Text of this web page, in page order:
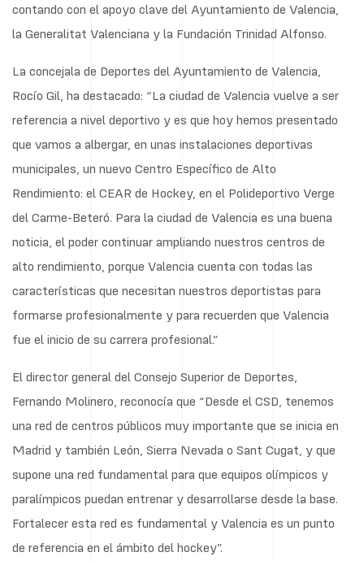
contando con el apoyo clave del Ayuntamiento de Valencia,
la Generalitat Valenciana y la Fundación Trinidad Alfonso.
La concejala de Deportes del Ayuntamiento de Valencia,
Rocío Gil, ha destacado: “La ciudad de Valencia vuelve a ser
referencia a nivel deportivo y es que hoy hemos presentado
que vamos a albergar, en unas instalaciones deportivas
municipales, un nuevo Centro Específico de Alto
Rendimiento: el CEAR de Hockey, en el Polideportivo Verge
del Carme-Beteró. Para la ciudad de Valencia es una buena
noticia, el poder continuar ampliando nuestros centros de
alto rendimiento, porque Valencia cuenta con todas las
características que necesitan nuestros deportistas para
formarse profesionalmente y para recuerden que Valencia
fue el inicio de su carrera profesional.”
El director general del Consejo Superior de Deportes,
Fernando Molinero, reconocía que “Desde el CSD, tenemos
una red de centros públicos muy importante que se inicia en
Madrid y también León, Sierra Nevada o Sant Cugat, y que
supone una red fundamental para que equipos olímpicos y
paralímpicos puedan entrenar y desarrollarse desde la base.
Fortalecer esta red es fundamental y Valencia es un punto
de referencia en el ámbito del hockey”.